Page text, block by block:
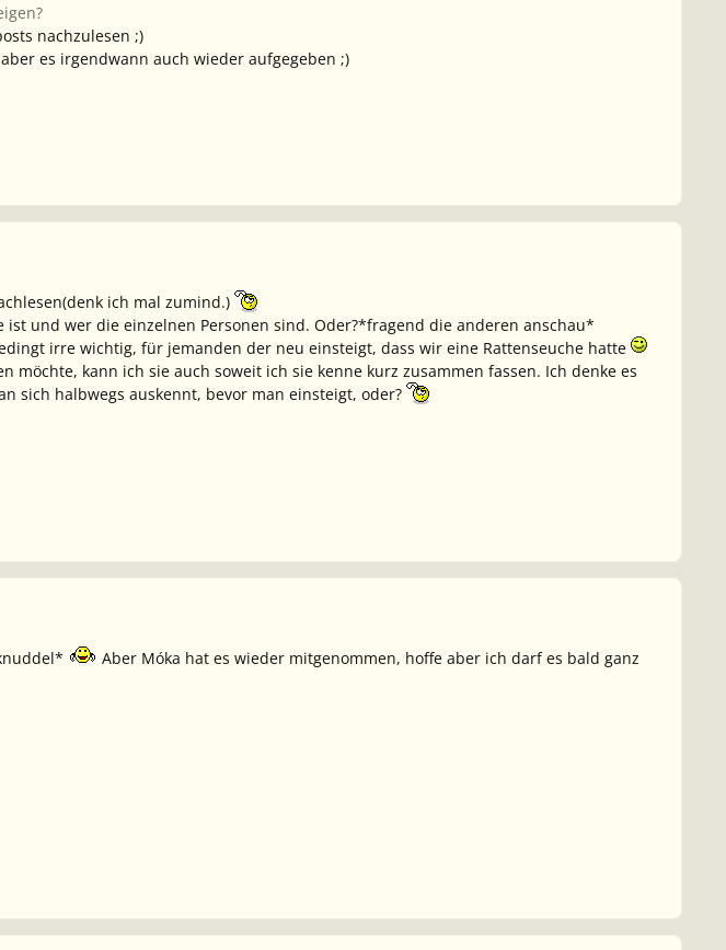
nachzulesen ;)
es irgendwann auch wieder aufgegeben ;)
ich mal zumind.)
und wer die einzelnen Personen sind. Oder?*fragend die anderen anschau*
irre wichtig, für jemanden der neu einsteigt, dass wir eine Rattenseuche hatte
möchte, kann ich sie auch soweit ich sie kenne kurz zusammen fassen. Ich denke es
sich halbwegs auskennt, bevor man einsteigt, oder?
Aber Móka hat es wieder mitgenommen, hoffe aber ich darf es bald ganz